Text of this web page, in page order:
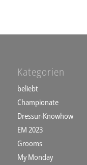
Kategorien
beliebt
Championate
Dressur-Knowhow
EM 2023
Grooms
My Monday